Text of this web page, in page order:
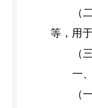
（
等，用
（
一
（